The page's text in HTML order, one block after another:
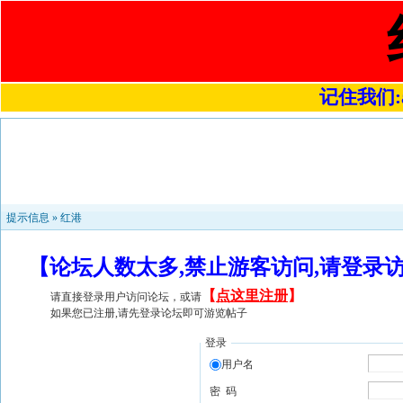
记住我们
提示信息 » 红港
【论坛人数太多,禁止游客访问,请登
请直接登录用户访问论坛，或请 【 点这里注册】
如果您已注册,请先登录论坛即可游览帖子
登录
用户名
密 码